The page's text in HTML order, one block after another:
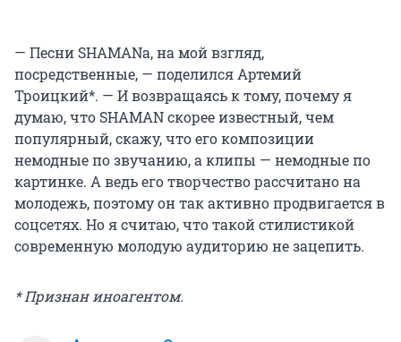
— Песни SHAMANа, на мой взгляд,
посредственные, — поделился Артемий
Троицкий*. — И возвращаясь к тому, почему я
думаю, что SHAMAN скорее известный, чем
популярный, скажу, что его композиции
немодные по звучанию, а клипы — немодные по
картинке. А ведь его творчество рассчитано на
молодежь, поэтому он так активно продвигается в
соцсетях. Но я считаю, что такой стилистикой
современную молодую аудиторию не зацепить.
* Признан иноагентом.